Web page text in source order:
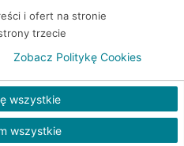
Wszelkie prawa zastrzeżone
i ofert na stronie
trzecie
wszystkie
wszystkie
Zobacz Politykę Cookies